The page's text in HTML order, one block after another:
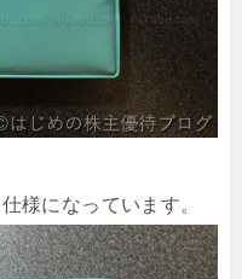
様になっています。